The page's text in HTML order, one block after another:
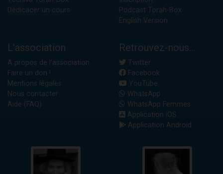
Dédicacer un cours
Podcast Torah-Box
English Version
L'association
A propos de l'association
Faire un don !
Mentions légales
Nous contacter
Aide (FAQ)
Retrouvez-nous...
Twitter
Facebook
YouTube
WhatsApp
WhatsApp Femmes
Application iOS
Application Android